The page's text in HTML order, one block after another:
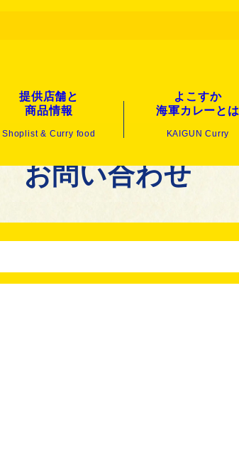
提供店舗と
商品情報
Shoplist & Curry food
よこすか
海軍カレーとは
KAIGUN Curry
お問い合わせ